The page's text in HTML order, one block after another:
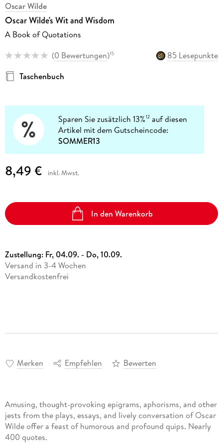
Oscar Wilde
Oscar Wilde's Wit and Wisdom
A Book of Quotations
(0 Bewertungen)15
85 Lesepunkte
Taschenbuch
Sparen Sie zusätzlich 13%12 auf diesen
Artikel mit dem Gutscheincode:
SOMMER13
8,49 € inkl. Mwst.
In den Warenkorb
Zustellung: Fr, 04.09. - Do, 10.09.
Versand in 3-4 Wochen
Versandkostenfrei
Merken Empfehlen Bewerten
Amusing, thought-provoking epigrams, aphorisms, and other
jests from the plays, essays, and lively conversation of Oscar
Wilde offer a feast of humorous and profound quips. Nearly
400 quotes.